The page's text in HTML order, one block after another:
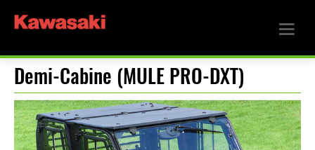
Demi-Cabine (MULE PRO-DXT)